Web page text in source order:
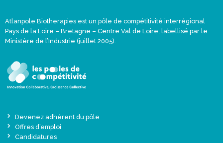
Atlanpole Biotherapies est un pôle de compétitivité interrégional
Pays de la Loire – Bretagne – Centre Val de Loire, labellisé par le
Ministère de l’Industrie (juillet 2005).
Devenez adhérent du pôle
Offres d’emploi
Candidatures